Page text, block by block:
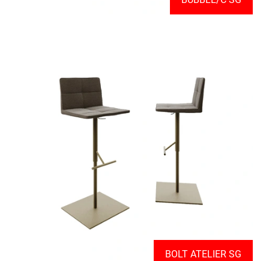
BOLT ATELIER SG